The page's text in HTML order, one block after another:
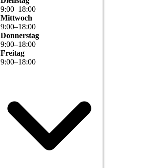
9:00–18:00
Mittwoch
9:00–18:00
Donnerstag
9:00–18:00
Freitag
9:00–18:00